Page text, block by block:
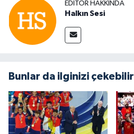
EDITÖR HAKKINDA
Halkın Sesi
Bunlar da ilginizi çekebilir